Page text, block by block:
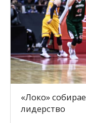
«Локо»
лидерство